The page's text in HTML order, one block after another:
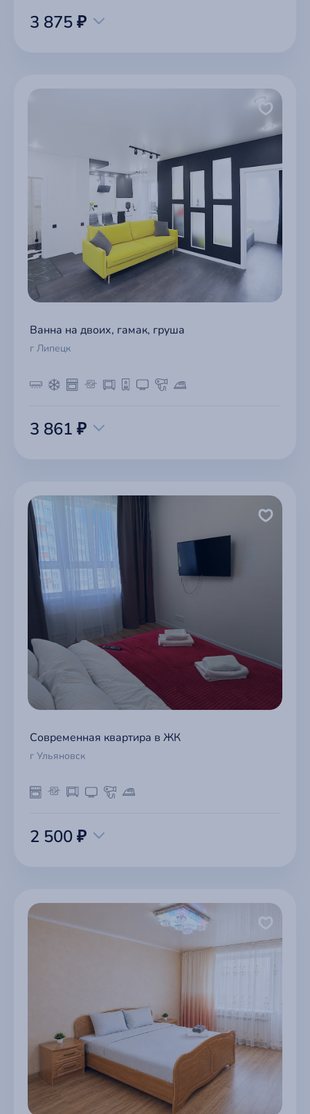
3 875 ₽
Ванна на двоих, гамак, груша
г Липецк
3 861 ₽
Современная квартира в ЖК
г Ульяновск
2 500 ₽